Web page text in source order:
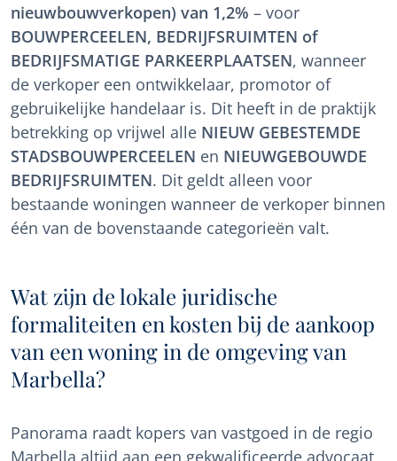
nieuwbouwverkopen) van 1,2% – voor
BOUWPERCEELEN, BEDRIJFSRUIMTEN of
BEDRIJFSMATIGE PARKEERPLAATSEN, wanneer
de verkoper een ontwikkelaar, promotor of
gebruikelijke handelaar is. Dit heeft in de praktijk
betrekking op vrijwel alle NIEUW GEBESTEMDE
STADSBOUWPERCEELEN en NIEUWGEBOUWDE
BEDRIJFSRUIMTEN. Dit geldt alleen voor
bestaande woningen wanneer de verkoper binnen
één van de bovenstaande categorieën valt.
Wat zijn de lokale juridische
formaliteiten en kosten bij de aankoop
van een woning in de omgeving van
Marbella?
Panorama raadt kopers van vastgoed in de regio
Marbella altijd aan een gekwalificeerde advocaat